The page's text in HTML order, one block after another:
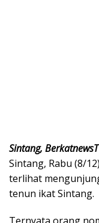
Sintang,
Sintang, Rabu (8/
terlihat
tenun ikat Sintang.